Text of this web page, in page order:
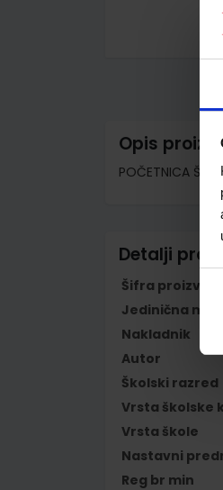
gallery
Opis
POČETNICA
Detalji
Šifra proizvoda
Jedinična mjera
Nakladnik
Autor
Školski razred
Vrsta školske
Vrsta škole
Nastavni
Reg br min